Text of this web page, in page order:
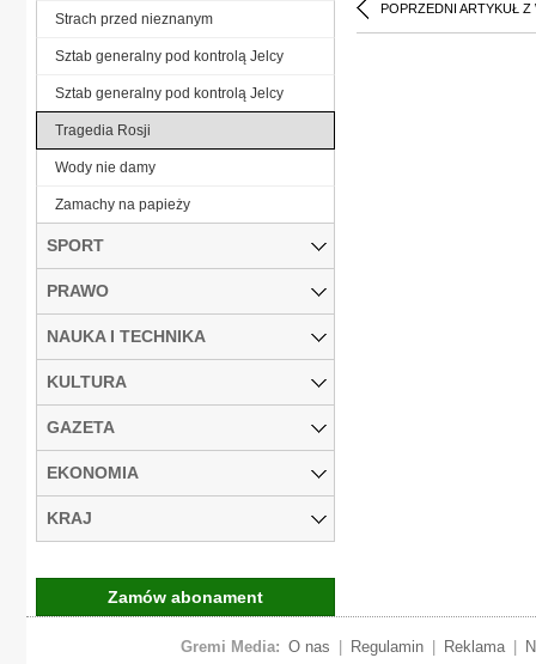
POPRZEDNI ARTYKUŁ Z
Strach przed nieznanym
Sztab generalny pod kontrolą Jelcy
Sztab generalny pod kontrolą Jelcy
Tragedia Rosji
Wody nie damy
Zamachy na papieży
SPORT
PRAWO
NAUKA I TECHNIKA
KULTURA
GAZETA
EKONOMIA
KRAJ
Zamów abonament
Gremi Media: O nas Regulamin Reklama